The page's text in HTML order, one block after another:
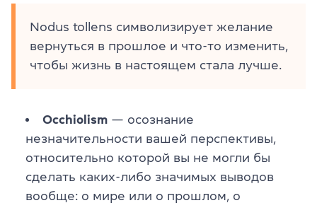
Nodus tollens символизирует желание
вернуться в прошлое и что-то изменить,
чтобы жизнь в настоящем стала лучше.
Occhiolism — осознание
незначительности вашей перспективы,
относительно которой вы не могли бы
сделать каких-либо значимых выводов
вообще: о мире или о прошлом, о